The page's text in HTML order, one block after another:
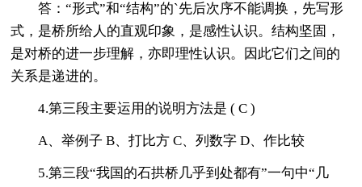
答：“形式”和“结构”的`先后次序不能调换，先写形
式，是桥所给人的直观印象，是感性认识。结构坚固，
是对桥的进一步理解，亦即理性认识。因此它们之间的
关系是递进的。
4.第三段主要运用的说明方法是 ( C )
A、举例子 B、打比方 C、列数字 D、作比较
5.第三段“我国的石拱桥几乎到处都有”一句中“几